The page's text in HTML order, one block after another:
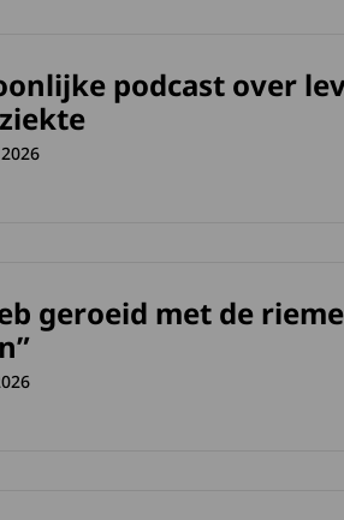
podcast over
over leven met een spierziekte.
geroeid met de
riemen die het nog wel deden”.